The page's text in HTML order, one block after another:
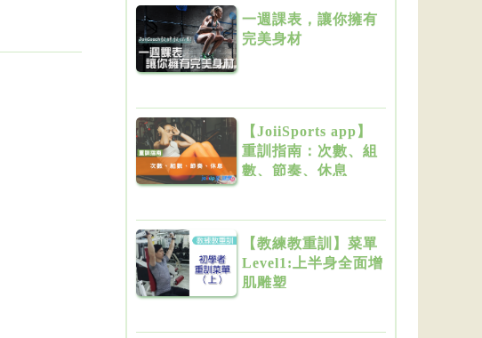
一週課表，讓你擁有
完美身材
【JoiiSports app】
重訓指南：次數、組
數、節奏、休息
【教練教重訓】菜單
Level1:上半身全面增
肌雕塑